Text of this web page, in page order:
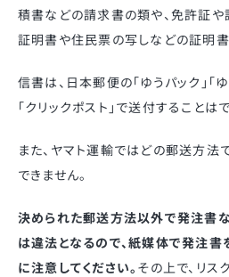
積書などの請求書の類や、免許証
証明書や住民票の写しなどの証明書
信書は、日本郵便の「ゆうパック」「ゆ
「クリックポスト」で送付することは
また、ヤマト運輸ではどの郵送方法
できません。
決められた郵送方法以外で発注書
は違法となるので、紙媒体で発注
に注意してください。 その上で、リス